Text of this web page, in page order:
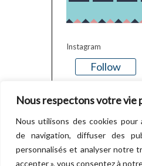
Nous respectons votre vie
Nous utilisons des cookies pour
de navigation, diffuser des
personnalisés et analyser notre
accepter », vous consentez à
Instagram
Follow